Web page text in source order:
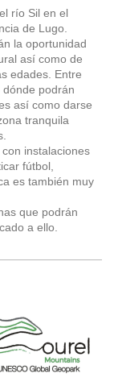
río Sil en el
de Lugo.
la oportunidad
así como de
edades. Entre
podrán
así como darse
tranquila
instalaciones
fútbol,
es también muy
que podrán
a ello.